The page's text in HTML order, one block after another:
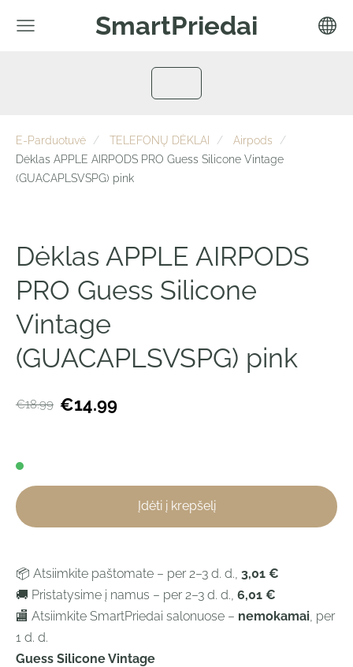
SmartPriedai
E-Parduotuvė TELEFONŲ DĖKLAI
Airpods
Dėklas APPLE AIRPODS PRO Guess Silicone Vintage
(GUACAPLSVSPG) pink
Dėklas APPLE AIRPODS
PRO Guess Silicone
Vintage
(GUACAPLSVSPG) pink
€18.99 €14.99
Įdėti į krepšelį
📦 Atsiimkite paštomate – per 2–3 d. d., 3,01 €
🚚 Pristatysime į namus – per 2–3 d. d., 6,01 €
🏬 Atsiimkite SmartPriedai salonuose – nemokamai , per
1 d. d.
Guess Silicone Vintage